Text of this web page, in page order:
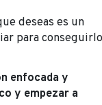
deseas es un
para conseguirlo
enfocada y
y empezar a